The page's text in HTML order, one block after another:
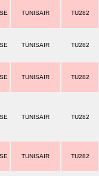
TUNISAIR TU282
TUNISAIR TU282
TUNISAIR TU282
TUNISAIR TU282
TUNISAIR TU282